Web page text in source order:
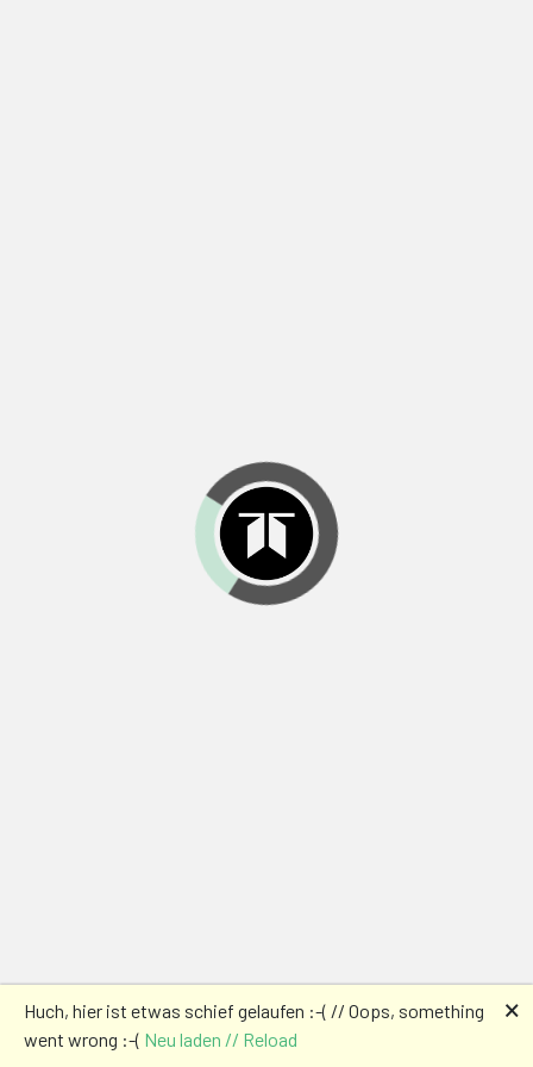
Huch, hier ist etwas schief gelaufen :-( // Oops, something
went wrong :-( Neu laden // Reload
🗙